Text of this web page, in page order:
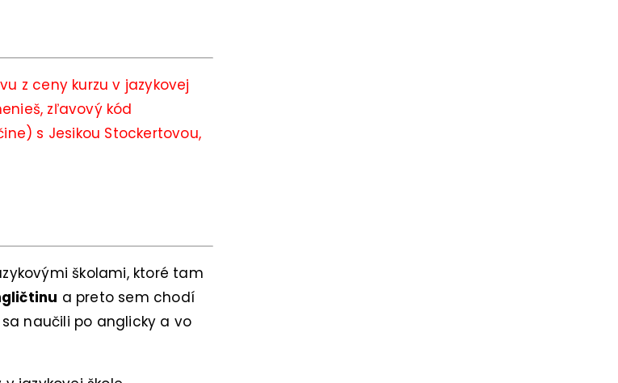
z ceny kurzu v jazykovej
zľavový kód
s Jesikou Stockertovou,
školami, ktoré tam
a preto sem chodí
naučili po anglicky a vo